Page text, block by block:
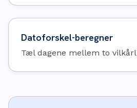
Datoforskel-beregner
Tæl dagene mellem to